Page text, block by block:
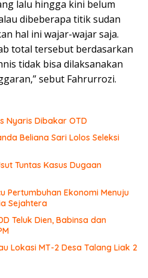
lalu hingga kini belum
dibeberapa titik sudan
hal ini wajar-wajar saja.
total tersebut berdasarkan
tidak bisa dilaksanakan
sebut Fahrurrozi.
Nyaris Dibakar OTD
Beliana Sari Lolos Seleksi
Tuntas Kasus Dugaan
Pertumbuhan Ekonomi Menuju
Sejahtera
Teluk Dien, Babinsa dan
Lokasi MT-2 Desa Talang Liak 2